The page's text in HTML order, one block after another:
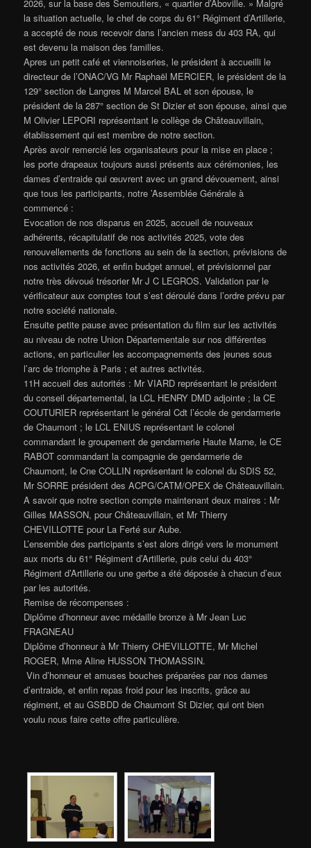
2026, sur la base des Semoutiers, « quartier d’Aboville. » Malgré
la situation actuelle, le chef de corps du 61° Régiment d’Artillerie,
a accepté de nous recevoir dans l’ancien mess du 403 RA, qui
est devenu la maison des familles.
Apres un petit café et viennoiseries, le président à accueilli le
directeur de l’ONAC/VG Mr Raphaël MERCIER, le président de la
129° section de Langres M Marcel BAL et son épouse, le
président de la 287° section de St Dizier et son épouse, ainsi que
M Olivier LEPORI représentant le collège de Châteauvillain,
établissement qui est membre de notre section.
Après avoir remercié les organisateurs pour la mise en place ;
les porte drapeaux toujours aussi présents aux cérémonies, les
dames d’entraide qui œuvrent avec un grand dévouement, ainsi
que tous les participants, notre ’Assemblée Générale à
commencé :
Evocation de nos disparus en 2025, accueil de nouveaux
adhérents, récapitulatif de nos activités 2025, vote des
renouvellements de fonctions au sein de la section, prévisions de
nos activités 2026, et enfin budget annuel, et prévisionnel par
notre très dévoué trésorier Mr J C LEGROS. Validation par le
vérificateur aux comptes tout s’est déroulé dans l’ordre prévu par
notre société nationale.
Ensuite petite pause avec présentation du film sur les activités
au niveau de notre Union Départementale sur nos différentes
actions, en particulier les accompagnements des jeunes sous
l’arc de triomphe à Paris ; et autres activités.
11H accueil des autorités : Mr VIARD représentant le président
du conseil départemental, la LCL HENRY DMD adjointe ; la CE
COUTURIER représentant le général Cdt l’école de gendarmerie
de Chaumont ; le LCL ENIUS représentant le colonel
commandant le groupement de gendarmerie Haute Marne, le CE
RABOT commandant la compagnie de gendarmerie de
Chaumont, le Cne COLLIN représentant le colonel du SDIS 52,
Mr SORRE président des ACPG/CATM/OPEX de Châteauvillain.
A savoir que notre section compte maintenant deux maires : Mr
Gilles MASSON, pour Châteauvillain, et Mr Thierry
CHEVILLOTTE pour La Ferté sur Aube.
L’ensemble des participants s’est alors dirigé vers le monument
aux morts du 61° Régiment d’Artillerie, puis celui du 403°
Régiment d’Artillerie ou une gerbe a été déposée à chacun d’eux
par les autorités.
Remise de récompenses :
Diplôme d’honneur avec médaille bronze à Mr Jean Luc
FRAGNEAU
Diplôme d’honneur à Mr Thierry CHEVILLOTTE, Mr Michel
ROGER, Mme Aline HUSSON THOMASSIN.
Vin d’honneur et amuses bouches préparées par nos dames
d’entraide, et enfin repas froid pour les inscrits, grâce au
régiment, et au GSBDD de Chaumont St Dizier, qui ont bien
voulu nous faire cette offre particulière.